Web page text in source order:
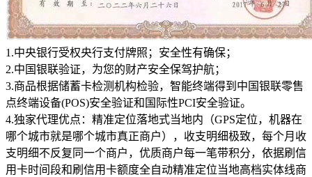
1.中央银行受权央行支付牌照；安全性有确保；
2.中国银联验证，为您的财产安全保驾护航；
3.商品根据储蓄卡检测机构检验，智能终端得到中国银联零售
点终端设备(POS)安全验证和国际性PCI安全验证。
4.独家代理优点：精准定位落地式当地内（GPS定位，机器在
哪个城市就是哪个城市真正商户），收支明细极致，每个月收
支明细不反复同一个商户，优质商户每一笔带积分，依据刷信
用卡时间段和刷信用卡额度全自动精准定位当地高档实体线商